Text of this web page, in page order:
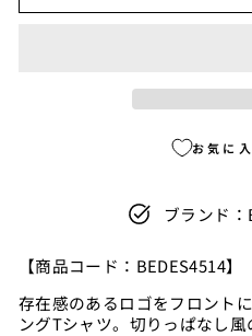
お気に
ブランド：
【商品コード ：BEDES4514】
存在感のあるロゴをフロント
ングTシャツ。切りっぱなし